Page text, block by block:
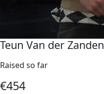
Teun Van der Zanden
Raised so far
€454